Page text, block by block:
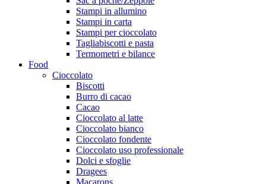
Stampi in allumino
Stampi in carta
Stampi per cioccolato
Tagliabiscotti e pasta
Termometri e bilance
Food
Cioccolato
Biscotti
Burro di cacao
Cacao
Cioccolato al latte
Cioccolato bianco
Cioccolato fondente
Cioccolato uso professionale
Dolci e sfoglie
Dragees
Macarons